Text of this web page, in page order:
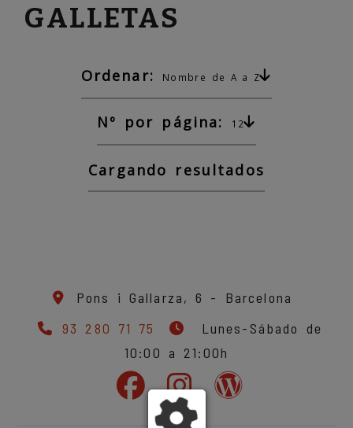
GALLETAS
Ordenar: Nombre de A a Z
Nº por página: 12
Cargando resultados
Pons i Gallarza, 6 - Barcelona
93 280 71 75
Lunes-Sábado de
10:00 a 21:00h